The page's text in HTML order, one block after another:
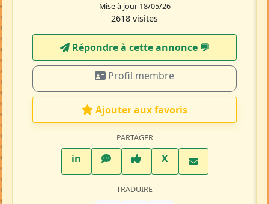
Mise à jour 18/05/26
2618 visites
Répondre à cette annonce 💬​
Profil membre
Ajouter aux favoris
PARTAGER
inLinkedInWhatsAppFacebook
XTwitter X
TRADUIRE